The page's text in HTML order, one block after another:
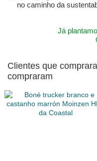
no caminho da
Já
Clientes que
compraram